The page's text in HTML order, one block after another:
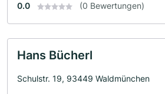
0.0 (0 Bewertungen)
Hans Bücherl
Schulstr. 19, 93449 Waldmünchen